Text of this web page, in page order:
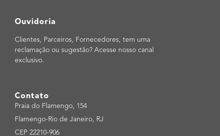
Ouvidoria
Clientes, Parceiros, Fornecedores, tem uma
reclamação ou sugestão? Acesse nosso canal
exclusivo.
Contato
Praia do Flamengo, 154
Flamengo-Rio de Janeiro, RJ
CEP 22210-906